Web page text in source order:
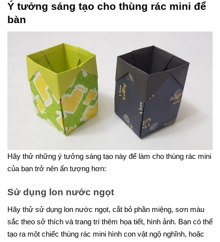
Ý tưởng sáng tạo cho thùng rác mini để
bàn
Hãy thử những ý tưởng sáng tạo này để làm cho thùng rác mini
của bạn trở nên ấn tượng hơn:
Sử dụng lon nước ngọt
Hãy thử sử dụng lon nước ngọt, cắt bỏ phần miệng, sơn màu
sắc theo sở thích và trang trí thêm họa tiết, hình ảnh. Bạn có thể
tạo ra một chiếc thùng rác mini hình con vật ngộ nghĩnh, hoặc